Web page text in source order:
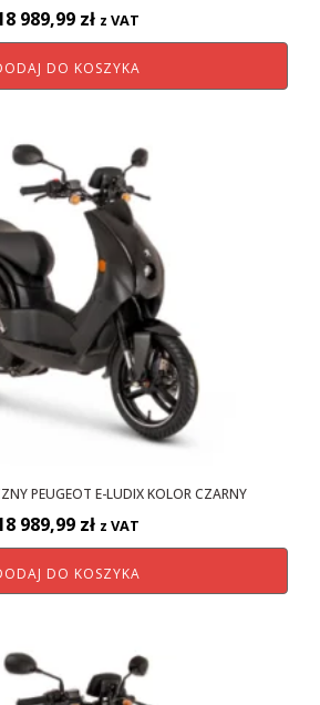
989,99 zł z VAT
DO KOSZYKA
PEUGEOT E-LUDIX KOLOR CZARNY
989,99 zł z VAT
DO KOSZYKA